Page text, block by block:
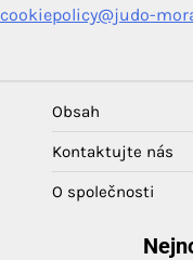
cookiepolicy@judo-
Obsah
Kontaktujte nás
O společnosti